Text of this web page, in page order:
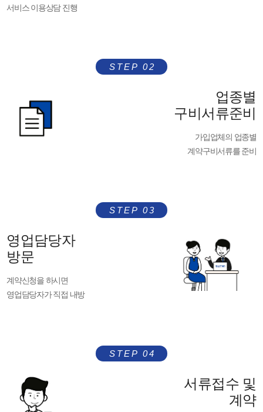
서비스 이용상담 진행
STEP 02
업종별
구비서류준비
가입업체의 업종별
계약구비서류를 준비
STEP 03
영업담당자
방문
계약신청을 하시면
영업담당자가 직접 내방
STEP 04
서류접수 및
계약